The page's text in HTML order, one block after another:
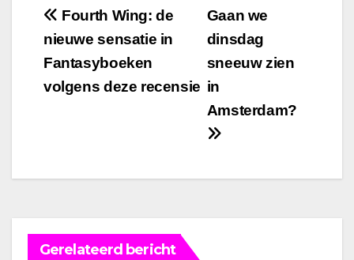
Bericht
navigatie
Gaan we
dinsdag
sneeuw zien
in
Amsterdam?
Fourth Wing: de
nieuwe sensatie in
Fantasyboeken
volgens deze recensie
Gerelateerd bericht